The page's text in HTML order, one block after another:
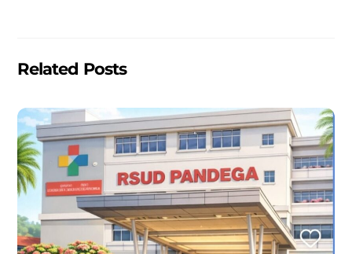
Related Posts